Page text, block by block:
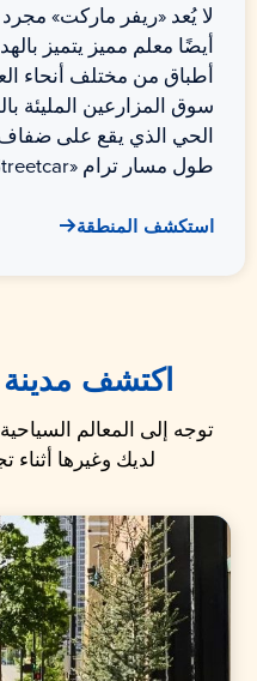
لا يُعد «ريفر ماركت»
أيضًا معلم مميز يتميز
أطباق من مختلف أنحاء
سوق المزارعين المليئة
طول مسار ترام «KC Streetcar» المجاني.
استكشف المنطقة
اكتشف
توجه إلى المعالم
لديك وغيرها